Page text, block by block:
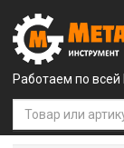
Работаем по